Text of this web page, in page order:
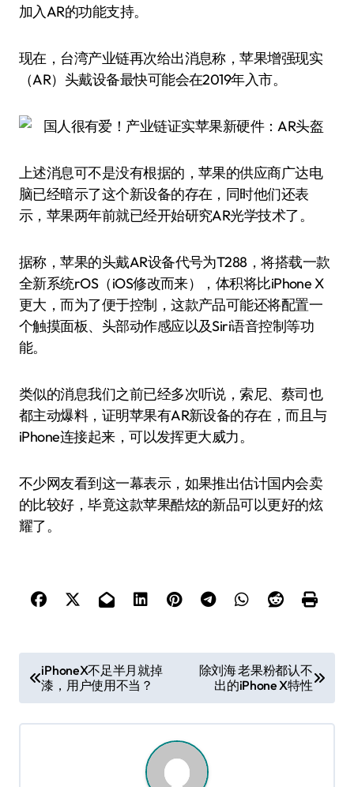
加入AR的功能支持。
现在，台湾产业链再次给出消息称，苹果增强现实
（AR）头戴设备最快可能会在2019年入市。
上述消息可不是没有根据的，苹果的供应商广达电
脑已经暗示了这个新设备的存在，同时他们还表
示，苹果两年前就已经开始研究AR光学技术了。
据称，苹果的头戴AR设备代号为T288，将搭载一款
全新系统rOS（iOS修改而来），体积将比iPhone X
更大，而为了便于控制，这款产品可能还将配置一
个触摸面板、头部动作感应以及Siri语音控制等功
能。
类似的消息我们之前已经多次听说，索尼、蔡司也
都主动爆料，证明苹果有AR新设备的存在，而且与
iPhone连接起来，可以发挥更大威力。
不少网友看到这一幕表示，如果推出估计国内会卖
的比较好，毕竟这款苹果酷炫的新品可以更好的炫
耀了。
章
导
iPhoneX不足半月就掉
漆，用户使用不当？
除刘海 老果粉都认不
出的iPhone X特性